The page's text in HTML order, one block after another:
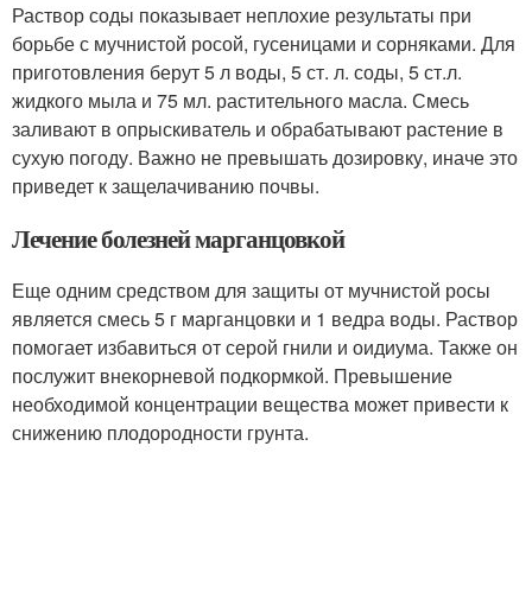
Раствор соды показывает неплохие результаты при
борьбе с мучнистой росой, гусеницами и сорняками. Для
приготовления берут 5 л воды, 5 ст. л. соды, 5 ст.л.
жидкого мыла и 75 мл. растительного масла. Смесь
заливают в опрыскиватель и обрабатывают растение в
сухую погоду. Важно не превышать дозировку, иначе это
приведет к защелачиванию почвы.
Лечение болезней марганцовкой
Еще одним средством для защиты от мучнистой росы
является смесь 5 г марганцовки и 1 ведра воды. Раствор
помогает избавиться от серой гнили и оидиума. Также он
послужит внекорневой подкормкой. Превышение
необходимой концентрации вещества может привести к
снижению плодородности грунта.